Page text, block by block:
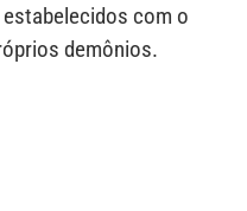
com o
demônios.